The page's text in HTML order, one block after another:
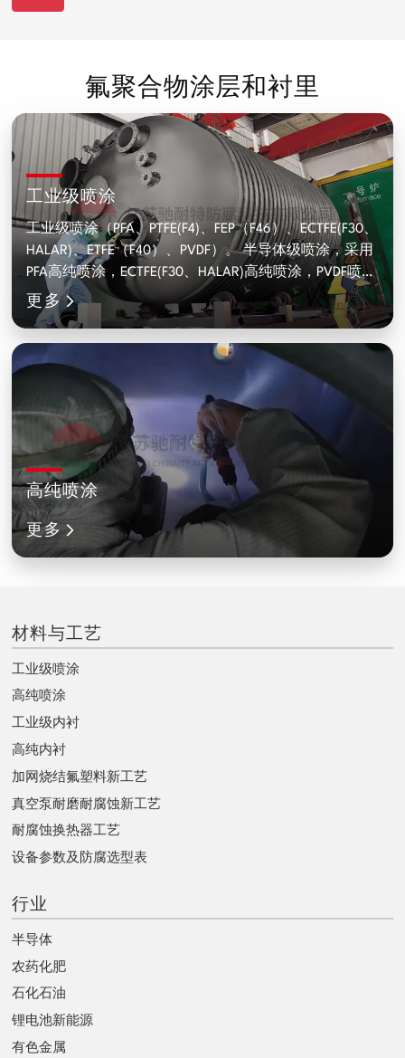
氟聚合物涂层和衬里
工业级喷涂
工业级喷涂（PFA、PTFE(F4)、FEP（F46）、ECTFE(F30、
HALAR)、ETFE（F40）、PVDF）。 半导体级喷涂，采用
PFA高纯喷涂，ECTFE(F30、HALAR)高纯喷涂，PVDF喷
涂，PFA高纯导电喷涂，纯度达0.5~1ppb。
更多
高纯喷涂
更多
材料与工艺
工业级喷涂
高纯喷涂
工业级内衬
高纯内衬
加网烧结氟塑料新工艺
真空泵耐磨耐腐蚀新工艺
耐腐蚀换热器工艺
设备参数及防腐选型表
行业
半导体
农药化肥
石化石油
锂电池新能源
有色金属